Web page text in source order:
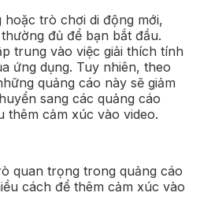
hoặc trò chơi di động mới,
đủ để bạn bắt đầu.
trung vào việc giải thích tính
ứng dụng. Tuy nhiên, theo
quảng cáo này sẽ giảm
sang các quảng cáo
thêm cảm xúc vào video.
quan trọng trong quảng cáo
cách để thêm cảm xúc vào